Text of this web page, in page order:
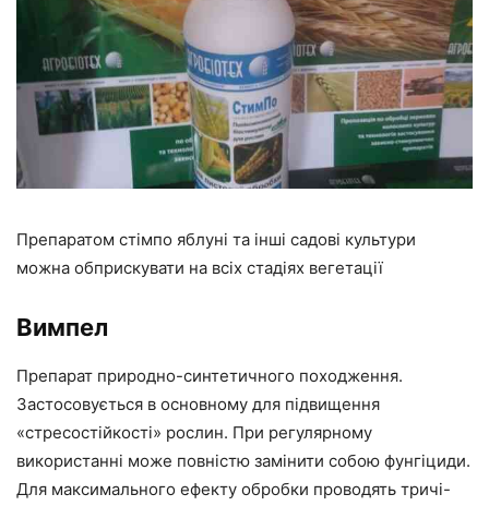
Препаратом стімпо яблуні та інші садові культури
можна обприскувати на всіх стадіях вегетації
Вимпел
Препарат природно-синтетичного походження.
Застосовується в основному для підвищення
«стресостійкості» рослин. При регулярному
використанні може повністю замінити собою фунгіциди.
Для максимального ефекту обробки проводять тричі-